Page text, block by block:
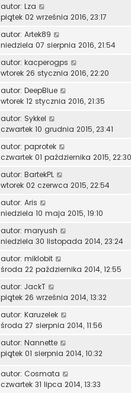
autor: Lza
piątek 02 września 2016, 23:17
autor: Artek89
niedziela 07 sierpnia 2016, 21:54
autor: kacperogps
wtorek 26 stycznia 2016, 22:20
autor: DeepBlue
wtorek 12 stycznia 2016, 21:35
autor: Sykkel
czwartek 10 grudnia 2015, 23:41
autor: paprotek
czwartek 01 października 2015, 22:30
autor: BartekPL
wtorek 02 czerwca 2015, 22:54
autor: Aris
niedziela 10 maja 2015, 19:10
autor: maryush
niedziela 30 listopada 2014, 23:24
autor: miklobit
środa 22 października 2014, 12:55
autor: JackT
piątek 26 września 2014, 13:32
autor: Karuzelek
środa 27 sierpnia 2014, 11:56
autor: Nannette
piątek 01 sierpnia 2014, 10:32
autor: Cosmata
czwartek 31 lipca 2014, 13:33